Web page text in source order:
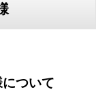
ついて